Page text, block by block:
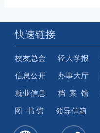
快速链接
校友总会 轻大学报
信息公开 办事大厅
就业信息 档 案 馆
图 书 馆 领导信箱